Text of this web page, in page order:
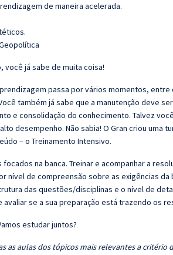
de maneira acelerada.
você já sabe de muita coisa!
passa por vários momentos, entre
também já sabe que a manutenção deve
e consolidação do conhecimento. Talvez
desempenho. Não sabia! O Gran criou uma
– o Treinamento Intensivo.
focados na banca. Treinar e acompanhar a
nível de compreensão sobre as exigências
das questões/disciplinas e o nível de
se a sua preparação está trazendo os
estudar juntos?
as aulas dos tópicos mais relevantes a critério